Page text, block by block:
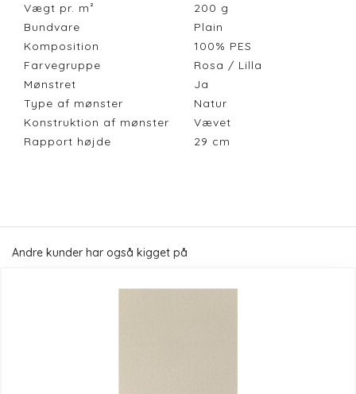
Vægt pr. m²
200 g
Bundvare
Plain
Komposition
100% PES
Farvegruppe
Rosa / Lilla
Mønstret
Ja
Type af mønster
Natur
Konstruktion af mønster
Vævet
Rapport højde
29 cm
Andre kunder har også kigget på